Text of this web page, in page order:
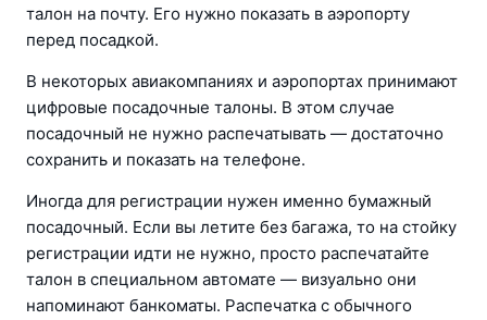
талон на почту. Его нужно показать в аэропорту
перед посадкой.
В некоторых авиакомпаниях и аэропортах принимают
цифровые посадочные талоны. В этом случае
посадочный не нужно распечатывать — достаточно
сохранить и показать на телефоне.
Иногда для регистрации нужен именно бумажный
посадочный. Если вы летите без багажа, то на стойку
регистрации идти не нужно, просто распечатайте
талон в специальном автомате — визуально они
напоминают банкоматы. Распечатка с обычного